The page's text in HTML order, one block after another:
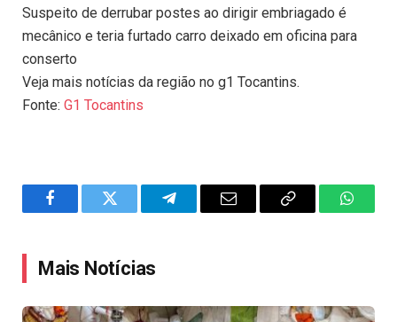
Suspeito de derrubar postes ao dirigir embriagado é
mecânico e teria furtado carro deixado em oficina para
conserto
Veja mais notícias da região no g1 Tocantins.
Fonte: G1 Tocantins
FacebookTwitter TelegramEmail
Copy
Mais Notícias